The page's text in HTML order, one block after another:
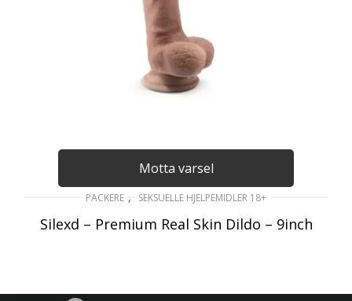
Motta varsel
PACKERE , SEKSUELLE HJELPEMIDLER 18+
Silexd – Premium Real Skin Dildo – 9inch